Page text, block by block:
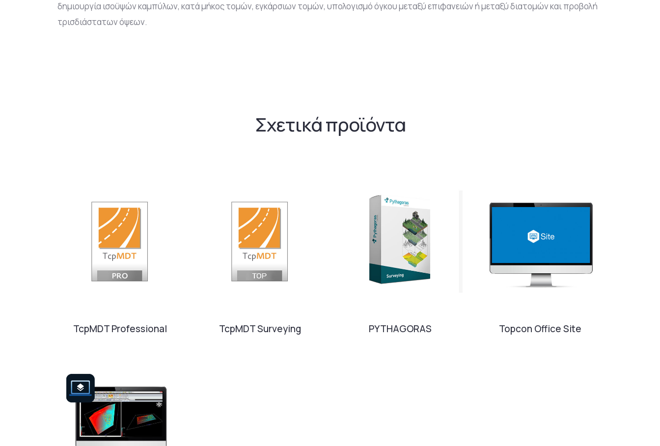
δημιουργία ισοϋψών καμπύλων, κατά μήκος τομών, εγκάρσιων τομών, υπολογισμό όγκου μεταξύ επιφανειών ή μεταξύ διατομών και προβολή
τρισδιάστατων όψεων.
Σχετικά προϊόντα
TcpMDT Professional TcpMDT Surveying PYTHAGORAS Topcon Office Site